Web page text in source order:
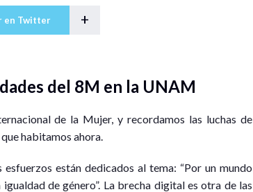
en Twitter +
del 8M en la UNAM
de la Mujer, y recordamos las luchas de
habitamos ahora.
están dedicados al tema: “Por un mundo
de género”. La brecha digital es otra de las